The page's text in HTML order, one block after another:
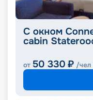
C окном
cabin
от 50 330 ₽ /чел